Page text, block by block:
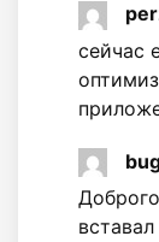
сейчас